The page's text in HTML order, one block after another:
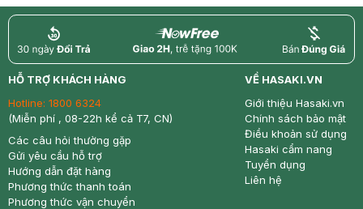
return nowfree price
HỖ TRỢ KHÁCH HÀNG
Hotline: 1800 6324
(Miễn phí , 08-22h kể cả T7, CN)
Các câu hỏi thường gặp
Gửi yêu cầu hỗ trợ
Hướng dẫn đặt hàng
Phương thức thanh toán
Phương thức vận chuyển
VỀ HASAKI.VN
Giới thiệu Hasaki.vn
Chính sách bảo mật
Điều khoản sử dụng
Hasaki cẩm nang
Tuyển dụng
Liên hệ